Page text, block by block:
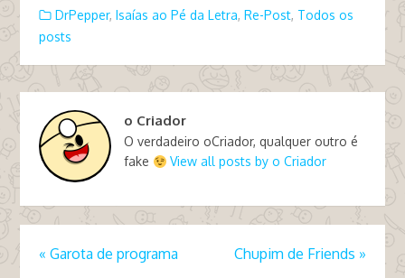
DrPepper, Isaías ao Pé da Letra, Re-Post, Todos os
posts
o Criador
O verdadeiro oCriador, qualquer outro é
fake
View all posts by o Criador
« Garota de programa Chupim de Friends »